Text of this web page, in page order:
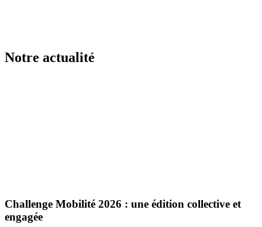
Notre actualité
Challenge Mobilité 2026 : une édition collective et
engagée